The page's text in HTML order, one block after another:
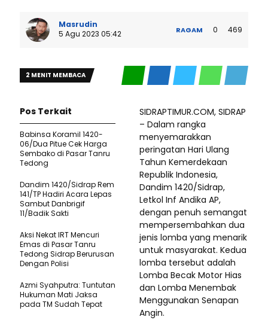
Masrudin
5 Agu 2023 05:42
RAGAM 0 469
2 MENIT MEMBACA
SIDRAPTIMUR.COM, SIDRAP
– Dalam rangka
menyemarakkan
peringatan Hari Ulang
Tahun Kemerdekaan
Republik Indonesia,
Dandim 1420/Sidrap,
Letkol Inf Andika AP,
dengan penuh semangat
mempersembahkan dua
jenis lomba yang menarik
untuk masyarakat. Kedua
lomba tersebut adalah
Lomba Becak Motor Hias
dan Lomba Menembak
Menggunakan Senapan
Angin.
Pos Terkait
Babinsa Koramil 1420-
06/Dua Pitue Cek Harga
Sembako di Pasar Tanru
Tedong
Dandim 1420/Sidrap Rem
141/TP Hadiri Acara Lepas
Sambut Danbrigif
11/Badik Sakti
Aksi Nekat IRT Mencuri
Emas di Pasar Tanru
Tedong Sidrap Berurusan
Dengan Polisi
Azmi Syahputra: Tuntutan
Hukuman Mati Jaksa
pada TM Sudah Tepat